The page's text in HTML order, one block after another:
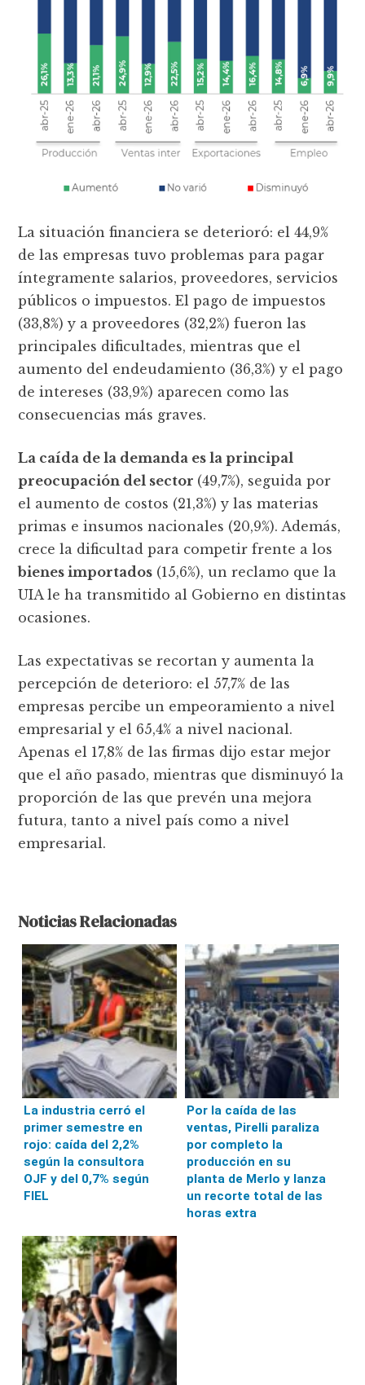
La situación financiera se deterioró: el 44,9%
de las empresas tuvo problemas para pagar
íntegramente salarios, proveedores, servicios
públicos o impuestos. El pago de impuestos
(33,8%) y a proveedores (32,2%) fueron las
principales dificultades, mientras que el
aumento del endeudamiento (36,3%) y el pago
de intereses (33,9%) aparecen como las
consecuencias más graves.
La caída de la demanda es la principal
preocupación del sector (49,7%), seguida por
el aumento de costos (21,3%) y las materias
primas e insumos nacionales (20,9%). Además,
crece la dificultad para competir frente a los
bienes importados (15,6%), un reclamo que la
UIA le ha transmitido al Gobierno en distintas
ocasiones.
Las expectativas se recortan y aumenta la
percepción de deterioro: el 57,7% de las
empresas percibe un empeoramiento a nivel
empresarial y el 65,4% a nivel nacional.
Apenas el 17,8% de las firmas dijo estar mejor
que el año pasado, mientras que disminuyó la
proporción de las que prevén una mejora
futura, tanto a nivel país como a nivel
empresarial.
Noticias Relacionadas
La industria cerró el
primer semestre en
rojo: caída del 2,2%
según la consultora
OJF y del 0,7% según
FIEL
Por la caída de las
ventas, Pirelli paraliza
por completo la
producción en su
planta de Merlo y lanza
un recorte total de las
horas extra